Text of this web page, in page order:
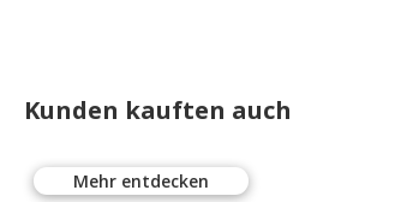
Kunden kauften auch
Mehr entdecken